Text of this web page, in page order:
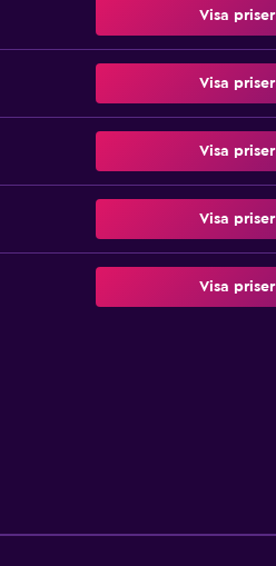
Visa priser
Visa priser
Visa priser
Visa priser
Visa priser